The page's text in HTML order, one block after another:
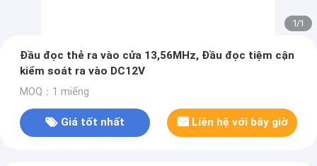
1/1
Đầu đọc thẻ ra vào cửa 13,56MHz, Đầu đọc tiệm cận
kiểm soát ra vào DC12V
MOQ：1 miếng
Giá tốt nhất Liên hệ với bây giờ